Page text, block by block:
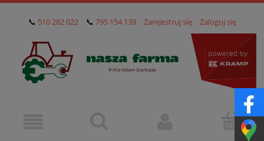
📞 510 282 022 📞 795 154 139 Zarejestruj się Zaloguj się